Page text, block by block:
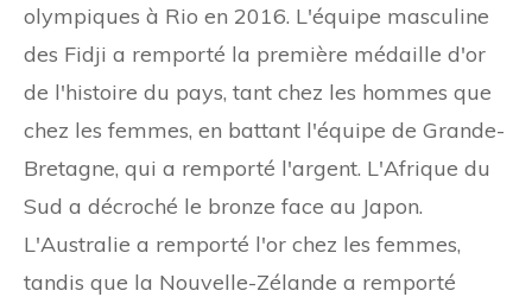
olympiques à Rio en 2016. L'équipe masculine
des Fidji a remporté la première médaille d'or
de l'histoire du pays, tant chez les hommes que
chez les femmes, en battant l'équipe de Grande-
Bretagne, qui a remporté l'argent. L'Afrique du
Sud a décroché le bronze face au Japon.
L'Australie a remporté l'or chez les femmes,
tandis que la Nouvelle-Zélande a remporté